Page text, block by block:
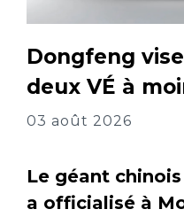
Dongfeng
deux VÉ à
03 août 2026
Le géant
a officialisé à